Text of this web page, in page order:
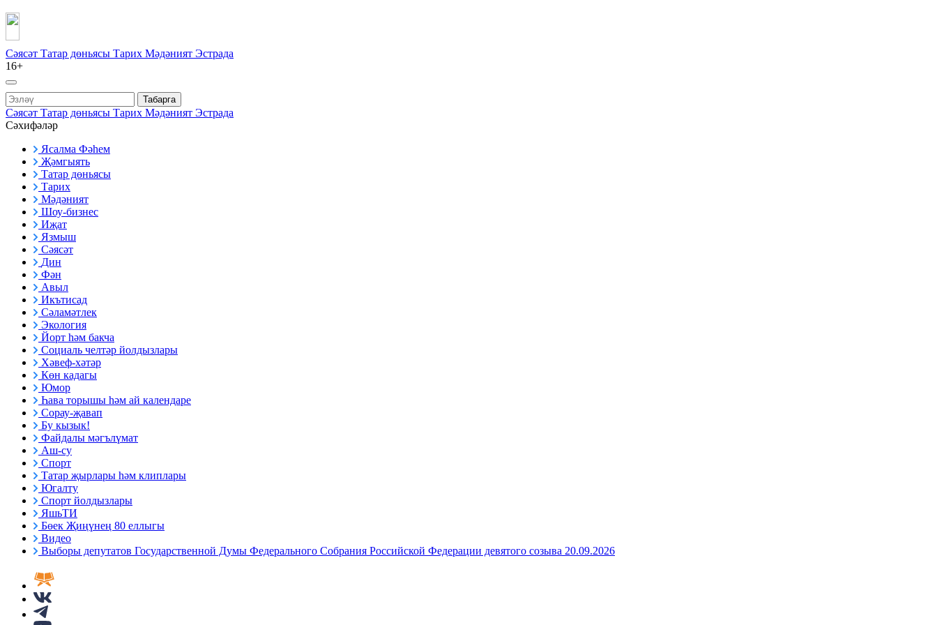
Сәясәт Татар дөньясы Тарих Мәдәният Эстрада
16+
Табарга
Сәясәт Татар дөньясы Тарих Мәдәният Эстрада
Сәхифәләр
Ясалма Фәһем
Җәмгыять
Татар дөньясы
Тарих
Мәдәният
Шоу-бизнес
Иҗат
Язмыш
Сәясәт
Дин
Фән
Авыл
Икътисад
Сәламәтлек
Экология
Йорт һәм бакча
Социаль челтәр йолдызлары
Хәвеф-хәтәр
Көн кадагы
Юмор
Һава торышы һәм ай календаре
Сорау-җавап
Бу кызык!
Файдалы мәгълүмат
Аш-су
Спорт
Татар җырлары һәм клиплары
Югалту
Спорт йолдызлары
ЯшьТИ
Бөек Җиңүнең 80 еллыгы
Видео
Выборы депутатов Государственной Думы Федерального Собрания Российской Федерации девятого созыва 20.09.2026